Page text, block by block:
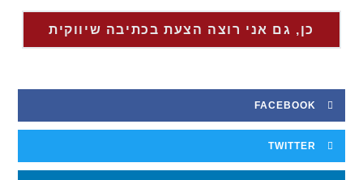
כן, גם אני רוצה הצעת בכתיבה שיווקית
FACEBOOK
TWITTER